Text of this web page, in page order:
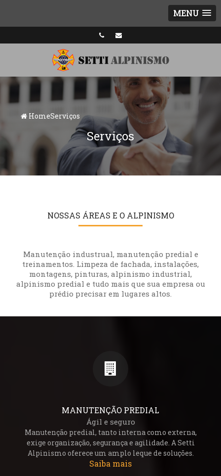
MENU
HomeServiços
Serviços
NOSSAS ÁREAS E O ALPINISMO
Manutenção industrual, manutenção predial e
treinamentos. Limpeza de fachada, instalações,
montagens, pinturas, alpinismo industrial,
alpinismo predial e tudo mais que sua empresa ou
prédio precisar em lugares altos.
MANUTENÇÃO PREDIAL
Ágil e seguro
Manutenção predial, tanto interna como externa,
exige organização, segurança e agilidade. A Setti
Alpinismo oferece um amplo leque de soluções.
Saiba mais